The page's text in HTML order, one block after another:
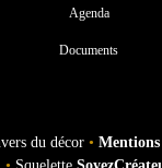
Agenda
Documents
du décor • Mentions